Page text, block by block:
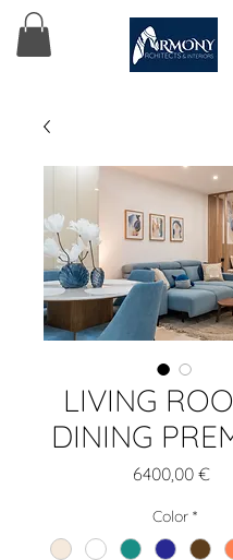
LIVING
DINING
6400,00 €
Color *